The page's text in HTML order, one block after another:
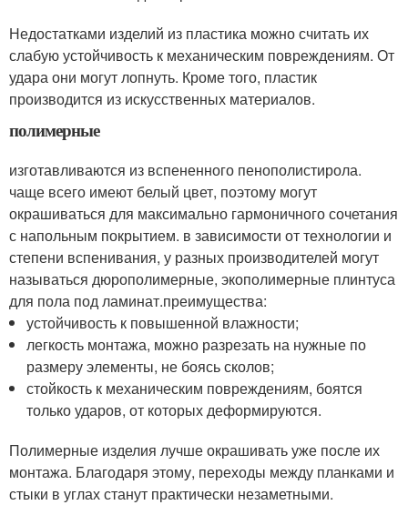
Недостатками изделий из пластика можно считать их
слабую устойчивость к механическим повреждениям. От
удара они могут лопнуть. Кроме того, пластик
производится из искусственных материалов.
полимерные
изготавливаются из вспененного пенополистирола.
чаще всего имеют белый цвет, поэтому могут
окрашиваться для максимально гармоничного сочетания
с напольным покрытием. в зависимости от технологии и
степени вспенивания, у разных производителей могут
называться дюрополимерные, экополимерные плинтуса
для пола под ламинат.преимущества:
устойчивость к повышенной влажности;
легкость монтажа, можно разрезать на нужные по
размеру элементы, не боясь сколов;
стойкость к механическим повреждениям, боятся
только ударов, от которых деформируются.
Полимерные изделия лучше окрашивать уже после их
монтажа. Благодаря этому, переходы между планками и
стыки в углах станут практически незаметными.